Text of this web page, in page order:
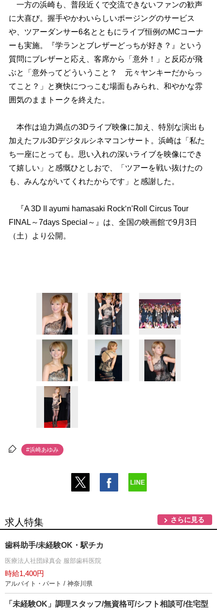
一方の浜崎も、普段近くで交流できないファンの歓声
に大喜び。握手やかわいらしいポージングのサービス
、ツアーダンサー6名とともにライブ恒例のMCコーナ
ーも実施。『学ランとブレザーどっちが好き？』という
質問にブレザーと応え、客席から「意外！」と反応が飛
ぶと「意外ってどういうこと？ 元々ヤンキーだからっ
てこと？」と爽快につっこむ場面もみられ、和やかな雰
囲気のままトークを終えた。
本作は迫力満点の3Dライブ映像に加え、特別な演出も
加えたフル3Dデジタルシネマコンサート。浜崎は「私た
ち一座にとっても。思い入れの深いライブを映像にでき
て嬉しい」と感慨ひとしおで、「ツアーを戦い抜けたの
も、みんながいてくれたからです」と感謝した。
『A 3D II ayumi hamasaki Rock‘n’Roll Circus Tour
FINAL～7days Special～』は、全国の映画館で9月3日
（土）より公開。
#浜崎あゆみ
求人特集 さらに見る
歯科助手/未経験OK・駅チカ
医療法人社団緑真会 服部歯科医院
時給1,400円
アルバイト・パート / 神奈川県
「未経験OK」調理スタッフ/無資格可/シフト相談可/住宅型